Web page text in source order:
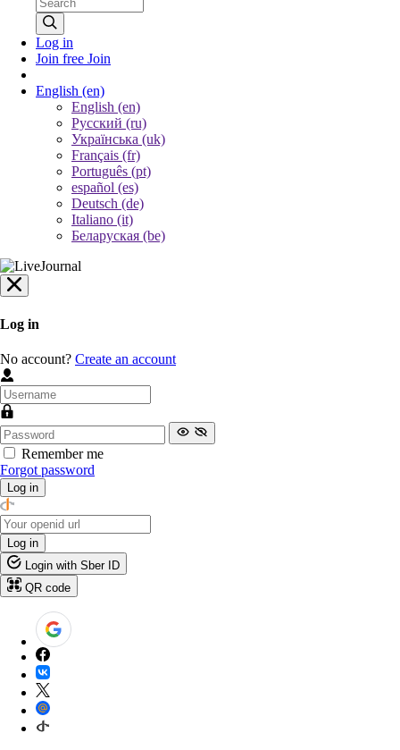
Log in
Join free Join
English (en)
English (en)
Русский (ru)
Українська (uk)
Français (fr)
Português (pt)
español (es)
Deutsch (de)
Italiano (it)
Беларуская (be)
Log in
No account? Create an account
Remember me
Forgot password
Log in
Log in
Login with Sber ID
QR code